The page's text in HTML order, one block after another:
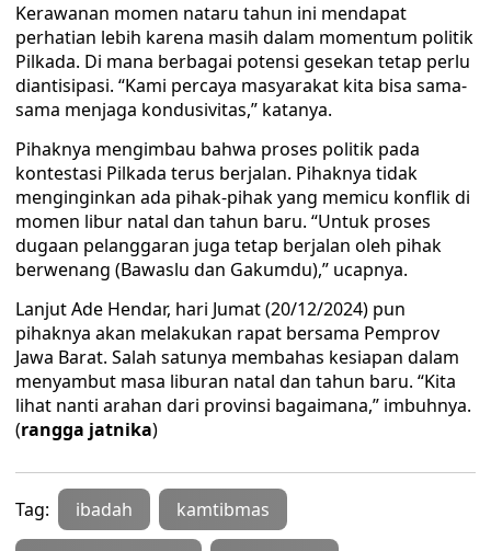
Kerawanan momen nataru tahun ini mendapat
perhatian lebih karena masih dalam momentum politik
Pilkada. Di mana berbagai potensi gesekan tetap perlu
diantisipasi. “Kami percaya masyarakat kita bisa sama-
sama menjaga kondusivitas,” katanya.
Pihaknya mengimbau bahwa proses politik pada
kontestasi Pilkada terus berjalan. Pihaknya tidak
menginginkan ada pihak-pihak yang memicu konflik di
momen libur natal dan tahun baru. “Untuk proses
dugaan pelanggaran juga tetap berjalan oleh pihak
berwenang (Bawaslu dan Gakumdu),” ucapnya.
Lanjut Ade Hendar, hari Jumat (20/12/2024) pun
pihaknya akan melakukan rapat bersama Pemprov
Jawa Barat. Salah satunya membahas kesiapan dalam
menyambut masa liburan natal dan tahun baru. “Kita
lihat nanti arahan dari provinsi bagaimana,” imbuhnya.
(rangga jatnika)
Tag: ibadah kamtibmas